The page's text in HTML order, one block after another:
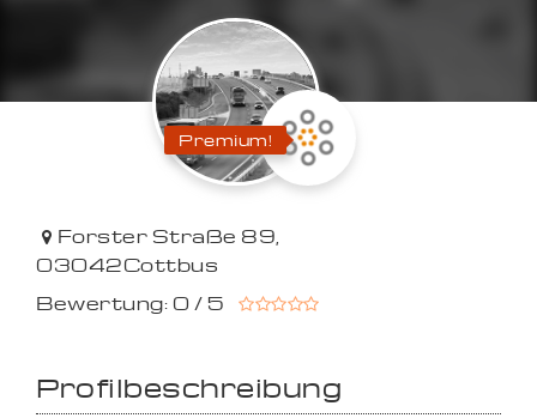
Premium!
Forster Straße 89,
03042Cottbus
Bewertung: 0 / 5
Profilbeschreibung